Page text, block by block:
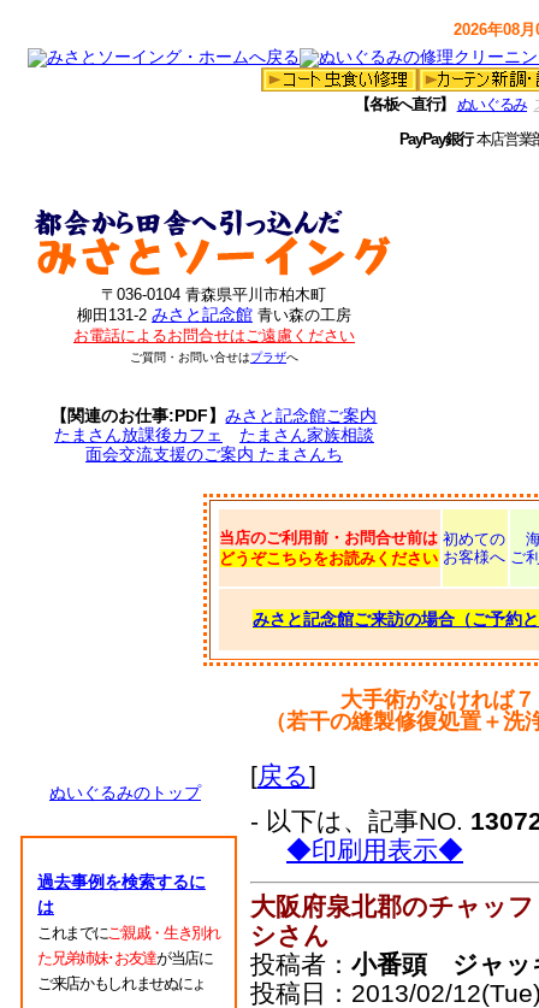
2026年08
【各板へ直行】 ぬいぐるみ
PayPay銀行本店営
〒036-0104 青森県平川市柏木町
柳田131-2 みさと記念館 青い森の工房
お電話によるお問合せはご遠慮ください
ご質問・お問い合せはプラザへ
【関連のお仕事:PDF】みさと記念館ご案内
たまさん放課後カフェ
たまさん家族相談
面会交流支援のご案内 たまさんち
当店のご利用前・お問合せ前は
どうぞこちらをお読みください
初めての
お客様へ ご
みさと記念館ご来訪の場合（ご予約
大手術がなければ
（若干の縫製修復処置＋
ぬいぐるみのトップ
過去事例を検索するに
は
これまでにご親戚・生き別れ
た兄弟姉妹･お友達が当店に
ご来店かもしれませぬにょ
[戻る]
- 以下は、記事NO.
◆印刷用表示◆
大阪府泉北郡のチャッ
シさん
投稿者： 小番頭 ジャッ
投稿日：2013/02/